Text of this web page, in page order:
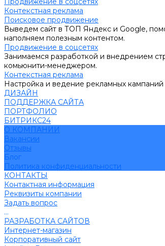
Контекстная реклама
Поисковое продвижение
Выведем сайт в ТОП Яндекс и Google,
наполняем полезным контентом.
Продвижение в соцсетях
Занимаемся разработкой и внедрением
комьюнити-менеджером.
Контекстная реклама
Настройка и ведение рекламных
ДИЗАЙН
ПОДДЕРЖКА САЙТА
ПОРТФОЛИО
БИТРИКС24
О КОМПАНИИ
Вакансии
Отзывы
Блог
Политика конфиденциальности
КОНТАКТЫ
Контактная информация
Реквизиты компании
Задать вопрос
...
РАЗРАБОТКА САЙТОВ
Интернет-магазин
Корпоративный сайт